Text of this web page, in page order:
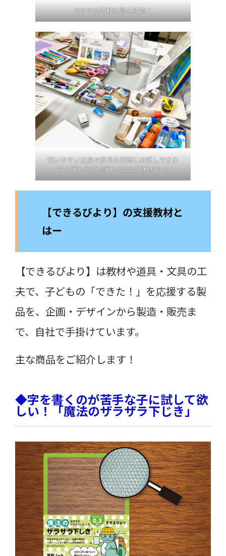
おすすめ書籍は読み放題！
使いやすい文具や道具を実際にお試しできま
す！消しやすい消しゴムはどれだ？？
【できるびより】の支援教材と
はー
【できるびより】は教材や道具・文具の工
夫で、子どもの「できた！」を応援する製
品を、企画・デザインから製造・販売ま
で、自社で手掛けています。
主な商品をご紹介します！
◆字を書くのが苦手な子に試して欲
しい！「魔法のザラザラ下じき」